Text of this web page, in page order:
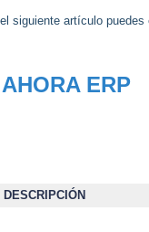
siguiente artículo
AHORA ERP
DESCRIPCIÓN